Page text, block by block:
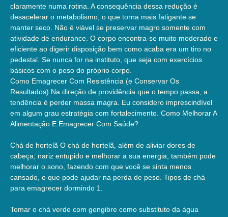
claramente numa rotina. A consequência dessa redução é
desacelerar o metabolismo, o que torna mais fatigante se
manter seco. Não é viável se preservar magro somente com
atividade de endurance. O corpo encontra-se muito moderado e
eficiente ao digerir disposição bem como acaba era um tiro no
pedestal. Se nunca for na instituto, que seja com exercícios
básicos com o peso do próprio corpo.
Como Emagrecer Com Resistência (e Conservar Os
Resultados) Na direção de providência que o tempo passa, a
tendência é perder massa magra. Eu considero imprescindível
em algum grau estratégia com fortalecimento. Como Melhorar A
Alimentação E Emagrecer Com Saúde?
Chá de hortelã O chá de hortelã, além de aliviar dores de
cabeça, nariz entupido e melhorar a sua energia, também pode
melhorar o sono, fazendo com que você se sinta menos
cansado, o que pode ajudar na perda de peso. Tipos de chá
para emagrecer dormindo 1.
Tomar o chá verde com gengibre como substituto da água